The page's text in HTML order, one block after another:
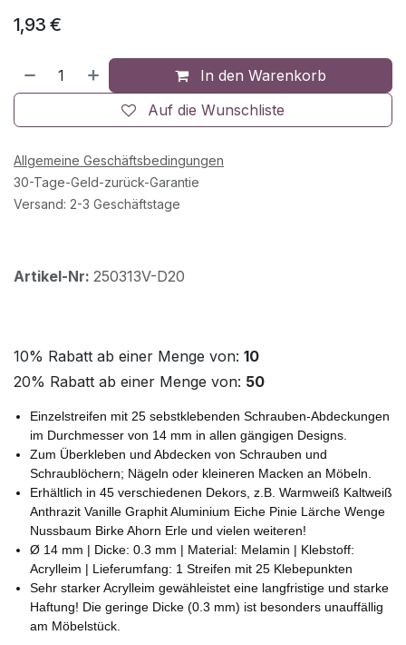
1,93 €
In den Warenkorb
Auf die Wunschliste
Allgemeine Geschäftsbedingungen
30-Tage-Geld-zurück-Garantie
Versand: 2-3 Geschäftstage
Artikel-Nr: 250313V-D20
10% Rabatt ab einer Menge von: 10
20% Rabatt ab einer Menge von: 50
Einzelstreifen mit 25 sebstklebenden Schrauben-Abdeckungen
im Durchmesser von 14 mm in allen gängigen Designs.
Zum Überkleben und Abdecken von Schrauben und
Schraublöchern; Nägeln oder kleineren Macken an Möbeln.
Erhältlich in 45 verschiedenen Dekors, z.B. Warmweiß Kaltweiß
Anthrazit Vanille Graphit Aluminium Eiche Pinie Lärche Wenge
Nussbaum Birke Ahorn Erle und vielen weiteren!
Ø 14 mm | Dicke: 0.3 mm | Material: Melamin | Klebstoff:
Acrylleim | Lieferumfang: 1 Streifen mit 25 Klebepunkten
Sehr starker Acrylleim gewähleistet eine langfristige und starke
Haftung! Die geringe Dicke (0.3 mm) ist besonders unauffällig
am Möbelstück.